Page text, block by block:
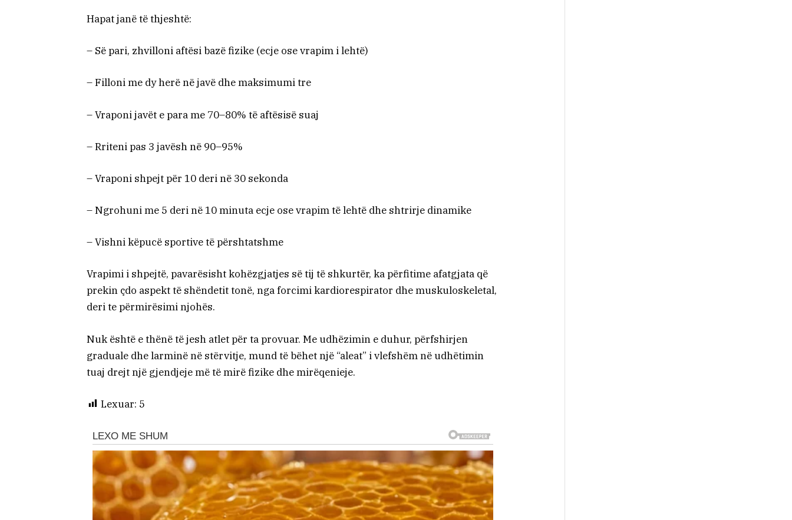
Hapat janë të thjeshtë:
– Së pari, zhvilloni aftësi bazë fizike (ecje ose vrapim i lehtë)
– Filloni me dy herë në javë dhe maksimumi tre
– Vraponi javët e para me 70–80% të aftësisë suaj
– Rriteni pas 3 javësh në 90–95%
– Vraponi shpejt për 10 deri në 30 sekonda
– Ngrohuni me 5 deri në 10 minuta ecje ose vrapim të lehtë dhe shtrirje dinamike
– Vishni këpucë sportive të përshtatshme
Vrapimi i shpejtë, pavarësisht kohëzgjatjes së tij të shkurtër, ka përfitime afatgjata që
prekin çdo aspekt të shëndetit tonë, nga forcimi kardiorespirator dhe muskuloskeletal,
deri te përmirësimi njohës.
Nuk është e thënë të jesh atlet për ta provuar. Me udhëzimin e duhur, përfshirjen
graduale dhe larminë në stërvitje, mund të bëhet një “aleat” i vlefshëm në udhëtimin
tuaj drejt një gjendjeje më të mirë fizike dhe mirëqenieje.
Lexuar: 5